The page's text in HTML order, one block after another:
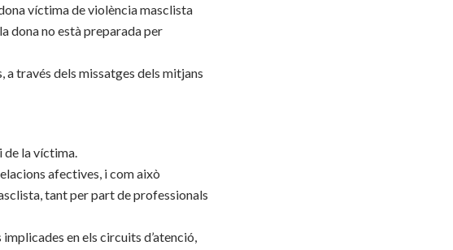
víctima de violència masclista
dona no està preparada per
través dels missatges dels mitjans
la víctima.
afectives, i com això
tant per part de professionals
en els circuits d’atenció,